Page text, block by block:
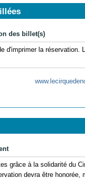
des billet(s)
d'imprimer la
grâce à la solidarité du
devra être honorée,